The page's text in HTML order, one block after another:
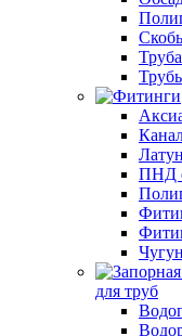
ПНД
для труб